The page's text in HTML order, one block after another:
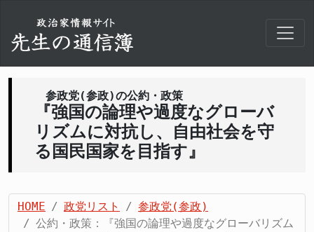
参政党(参政)の公約・政策
『強国の論理や過度なグローバ
リズムに対抗し、自由社会を守
る国民国家を目指す』
HOME 政党リスト
参政党(参政)
公約・政策：『強国の論理や過度なグローバリズム